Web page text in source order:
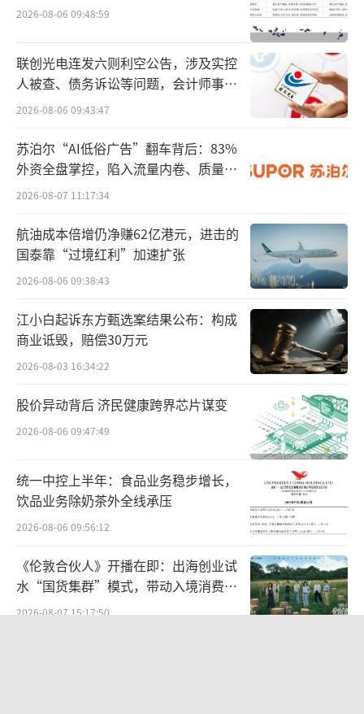
Justin&Julie Fitness是一家以团课业务为
主的新型健身房，号称“不办年卡、按次付
费”。具体的，蓝鲸新闻了解到，该健身房确
实如其所宣传的不办年卡，但提供月卡与季卡
费，每节课均价集中在69、89两个档位；另一
种则是充值消费，根据其小程序，Justin&Juli
值档位有500元、2000元（增100元）以及5000
元（增250元）。其中包含权益有课程95折、训
练奖励券、生日券以及随时可退等。
2026-08-06 09:48:59
联创光电连发六则利空公告，涉及实控
人被查、债务诉讼等问题，会计师事务
所曾出具“保留意见”
2026-08-06 09:43:47
苏泊尔“AI低俗广告”翻车背后：83%
外资全盘掌控，陷入流量内卷、质量频
发的负循环
2026-08-07 11:17:34
航油成本倍增仍净赚62亿港元，进击的
国泰靠“过境红利”加速扩张
2026-08-06 09:38:43
江小白起诉东方甄选案结果公布：构成
商业诋毁，赔偿30万元
2026-08-03 16:34:22
股价异动背后 济民健康跨界芯片谋变
2026-08-06 09:47:49
统一中控上半年：食品业务稳步增长，
饮品业务除奶茶外全线承压
2026-08-06 09:56:12
《伦敦合伙人》开播在即：出海创业试
水“国货集群”模式，带动入境消费反
向种草
2026-08-07 15:17:50